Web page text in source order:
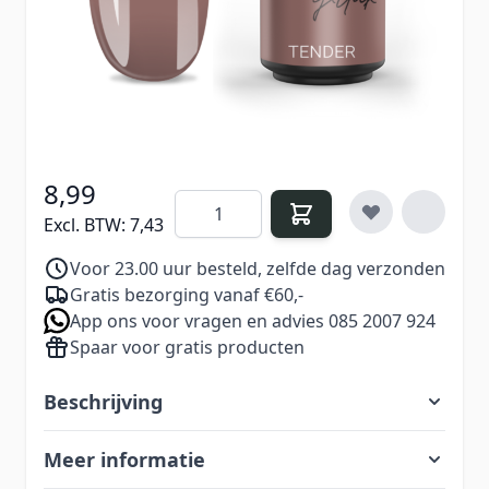
look – stijlvol, zacht en modern in één.
€ 11,99
8,99
Excl. BTW: 7,43
Aantal
Voor 23.00 uur besteld, zelfde dag verzonden
Gratis bezorging vanaf €60,-
App ons voor vragen en advies 085 2007 924
Spaar voor gratis producten
Beschrijving
Meer informatie